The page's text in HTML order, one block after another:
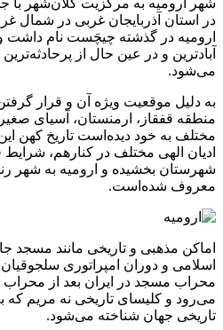
در استان آذربایجان غربی در شمال
ارومیه در گذشته چیچَست نام داشت
آبادترین و در عین حال از
می‌شود.
به دلیل موقعیت ویژه آن و قرار
منطقه قفقاز، ارمنستان، آسیای صغیر
مختلف به خود دیده‌است تاریخ کهن
ادیان الهی مختلف در کنارهم،
شهرستان بخشیده و ارومیه به شهر
معروف شده‌است.
اماکن مذهبی و تاریخی مانند مسجد
اسلامی و دوران امپراتوری
محراب مسجد در ایران بعد از
می‌رود و کلیسای تاریخی نه مریم که
تاریخی جهان شناخته می‌شود.